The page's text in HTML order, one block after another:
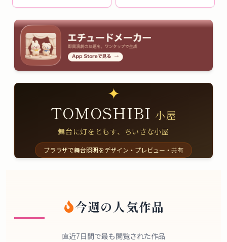
✦
TOMOSHIBI 小屋
舞台に灯をともす、ちいさな小屋
ブラウザで舞台照明をデザイン・プレビュー・共有
今週の人気作品
直近7日間で最も閲覧された作品